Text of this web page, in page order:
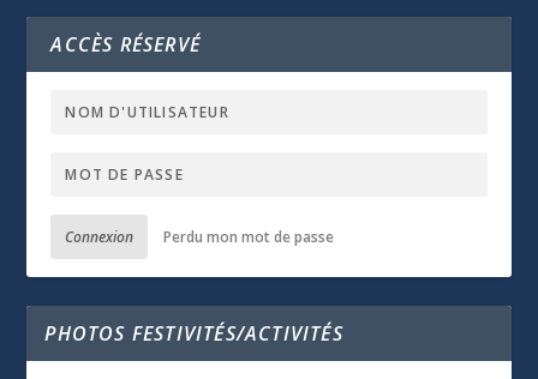
ACCÈS RÉSERVÉ
Connexion Perdu mon mot de passe
PHOTOS FESTIVITÉS/ACTIVITÉS